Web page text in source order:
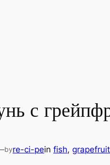
с
byre-ci-pein fish, grapefruit